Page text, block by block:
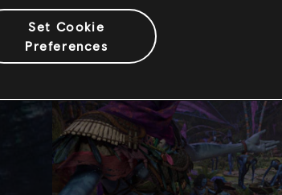
Set Cookie
Preferences